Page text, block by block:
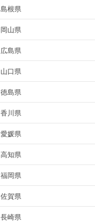
島根県
岡山県
広島県
山口県
徳島県
香川県
愛媛県
高知県
福岡県
佐賀県
長崎県